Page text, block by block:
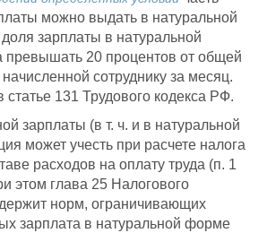
можно выдать в натуральной
зарплаты в натуральной
20 процентов от общей
сотруднику за месяц.
статье 131 Трудового кодекса РФ.
зарплаты (в т. ч. и в натуральной
может учесть при расчете налога
расходов на оплату труда (п. 1
этом глава 25 Налогового
норм, ограничивающих
зарплата в натуральной форме